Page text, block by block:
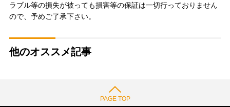
ラブル等の損失が被っても損害等の保証は一切行っておりません
ので、予めご了承下さい。
他のオススメ記事
PAGE TOP